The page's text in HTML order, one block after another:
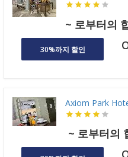
~ 로부터의
30%까지 할인
Axiom Park
~ 로부터의